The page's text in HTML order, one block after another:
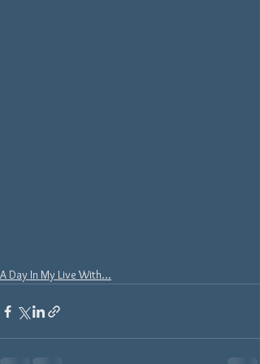
A Day In My Live With...